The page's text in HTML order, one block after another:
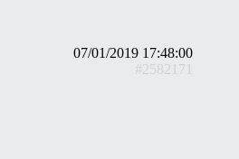
07/01/2019 17:48:00
#2582171